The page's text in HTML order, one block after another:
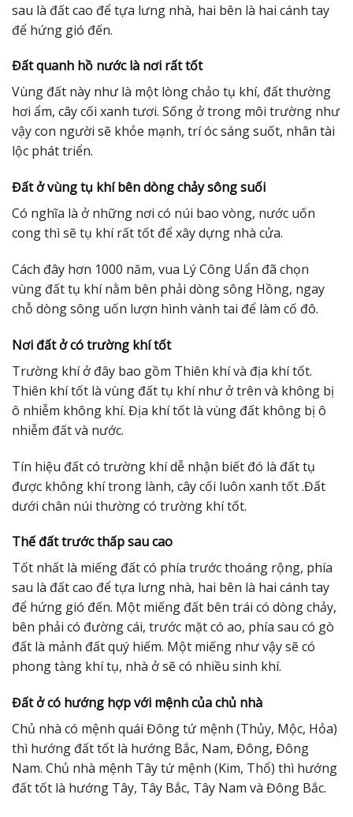
sau là đất cao để tựa lưng nhà, hai bên là hai cánh tay
để hứng gió đến.
Đất quanh hồ nước là nơi rất tốt
Vùng đất này như là một lòng chảo tụ khí, đất thường
hơi ẩm, cây cối xanh tươi. Sống ở trong môi trường như
vậy con người sẽ khỏe mạnh, trí óc sáng suốt, nhân tài
lộc phát triển.
Đất ở vùng tụ khí bên dòng chảy sông suối
Có nghĩa là ở những nơi có núi bao vòng, nước uốn
cong thì sẽ tụ khí rất tốt để xây dựng nhà cửa.
Cách đây hơn 1000 năm, vua Lý Công Uẩn đã chọn
vùng đất tụ khí nằm bên phải dòng sông Hồng, ngay
chỗ dòng sông uốn lượn hình vành tai để làm cố đô.
Nơi đất ở có trường khí tốt
Trường khí ở đây bao gồm Thiên khí và địa khí tốt.
Thiên khí tốt là vùng đất tụ khí như ở trên và không bị
ô nhiễm không khí. Địa khí tốt là vùng đất không bị ô
nhiễm đất và nước.
Tín hiệu đất có trường khí dễ nhận biết đó là đất tụ
được không khí trong lành, cây cối luôn xanh tốt .Đất
dưới chân núi thường có trường khí tốt.
Thế đất trước thấp sau cao
Tốt nhất là miếng đất có phía trước thoáng rộng, phía
sau là đất cao để tựa lưng nhà, hai bên là hai cánh tay
để hứng gió đến. Một miếng đất bên trái có dòng chảy,
bên phải có đường cái, trước mặt có ao, phía sau có gò
đất là mảnh đất quý hiếm. Một miếng như vậy sẽ có
phong tàng khí tụ, nhà ở sẽ có nhiều sinh khí.
Đất ở có hướng hợp với mệnh của chủ nhà
Chủ nhà có mệnh quái Đông tứ mệnh (Thủy, Mộc, Hỏa)
thì hướng đất tốt là hướng Bắc, Nam, Đông, Đông
Nam. Chủ nhà mệnh Tây tứ mệnh (Kim, Thổ) thì hướng
đất tốt là hướng Tây, Tây Bắc, Tây Nam và Đông Bắc.